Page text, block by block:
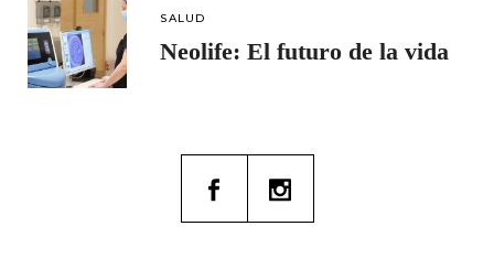
SALUD
Neolife: El futuro de la vida